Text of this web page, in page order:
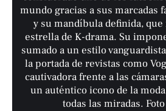
mundo gracias a sus marcadas
y su mandíbula definida,
estrella de K-drama. Su
sumado a un estilo
la portada de revistas como
cautivadora frente a las
un auténtico icono de la
todas las miradas. Foto